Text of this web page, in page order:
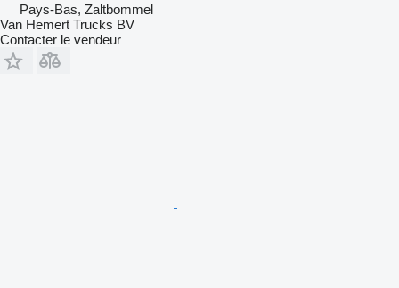
Pays-Bas, Zaltbommel
Van Hemert Trucks BV
Contacter le vendeur